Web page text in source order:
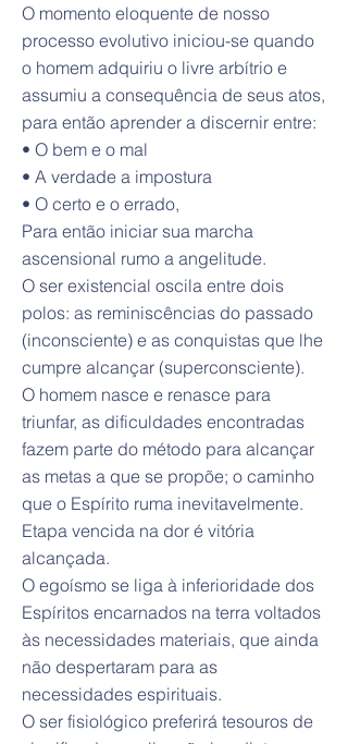
O momento eloquente de nosso
processo evolutivo iniciou-se quando
o homem adquiriu o livre arbítrio e
assumiu a consequência de seus atos,
para então aprender a discernir entre:
• O bem e o mal
• A verdade a impostura
• O certo e o errado,
Para então iniciar sua marcha
ascensional rumo a angelitude.
O ser existencial oscila entre dois
polos: as reminiscências do passado
(inconsciente) e as conquistas que lhe
cumpre alcançar (superconsciente).
O homem nasce e renasce para
triunfar, as dificuldades encontradas
fazem parte do método para alcançar
as metas a que se propõe; o caminho
que o Espírito ruma inevitavelmente.
Etapa vencida na dor é vitória
alcançada.
O egoísmo se liga à inferioridade dos
Espíritos encarnados na terra voltados
às necessidades materiais, que ainda
não despertaram para as
necessidades espirituais.
O ser fisiológico preferirá tesouros de